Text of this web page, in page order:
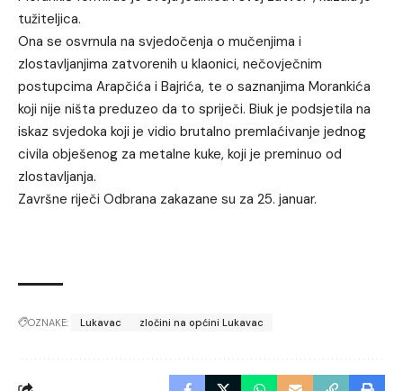
tužiteljica.
Ona se osvrnula na svjedočenja o mučenjima i
zlostavljanjima zatvorenih u klaonici, nečovječnim
postupcima Arapčića i Bajrića, te o saznanjima Morankića
koji nije ništa preduzeo da to spriječi. Biuk je podsjetila na
iskaz svjedoka koji je vidio brutalno premlaćivanje jednog
civila obješenog za metalne kuke, koji je preminuo od
zlostavljanja.
Završne riječi Odbrana zakazane su za 25. januar.
OZNAKE: Lukavac zločini na općini Lukavac